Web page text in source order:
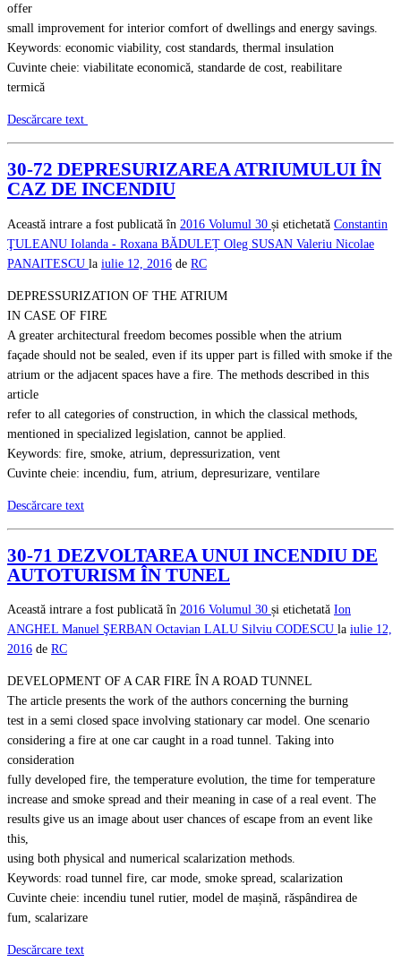
offer
small improvement for interior comfort of dwellings and energy savings.
Keywords: economic viability, cost standards, thermal insulation
Cuvinte cheie: viabilitate economică, standarde de cost, reabilitare
termică
Descărcare text
30-72 DEPRESURIZAREA ATRIUMULUI ÎN
CAZ DE INCENDIU
Această intrare a fost publicată în 2016 Volumul 30 și etichetată Constantin
ŢULEANU Iolanda - Roxana BĂDULEȚ Oleg SUSAN Valeriu Nicolae
PANAITESCU la iulie 12, 2016 de RC
DEPRESSURIZATION OF THE ATRIUM
IN CASE OF FIRE
A greater architectural freedom becomes possible when the atrium
façade should not be sealed, even if its upper part is filled with smoke if the
atrium or the adjacent spaces have a fire. The methods described in this
article
refer to all categories of construction, in which the classical methods,
mentioned in specialized legislation, cannot be applied.
Keywords: fire, smoke, atrium, depressurization, vent
Cuvinte cheie: incendiu, fum, atrium, depresurizare, ventilare
Descărcare text
30-71 DEZVOLTAREA UNUI INCENDIU DE
AUTOTURISM ÎN TUNEL
Această intrare a fost publicată în 2016 Volumul 30 și etichetată Ion
ANGHEL Manuel ŞERBAN Octavian LALU Silviu CODESCU la iulie 12,
2016 de RC
DEVELOPMENT OF A CAR FIRE ÎN A ROAD TUNNEL
The article presents the work of the authors concerning the burning
test in a semi closed space involving stationary car model. One scenario
considering a fire at one car caught in a road tunnel. Taking into
consideration
fully developed fire, the temperature evolution, the time for temperature
increase and smoke spread and their meaning in case of a real event. The
results give us an image about user chances of escape from an event like
this,
using both physical and numerical scalarization methods.
Keywords: road tunnel fire, car mode, smoke spread, scalarization
Cuvinte cheie: incendiu tunel rutier, model de mașină, răspândirea de
fum, scalarizare
Descărcare text